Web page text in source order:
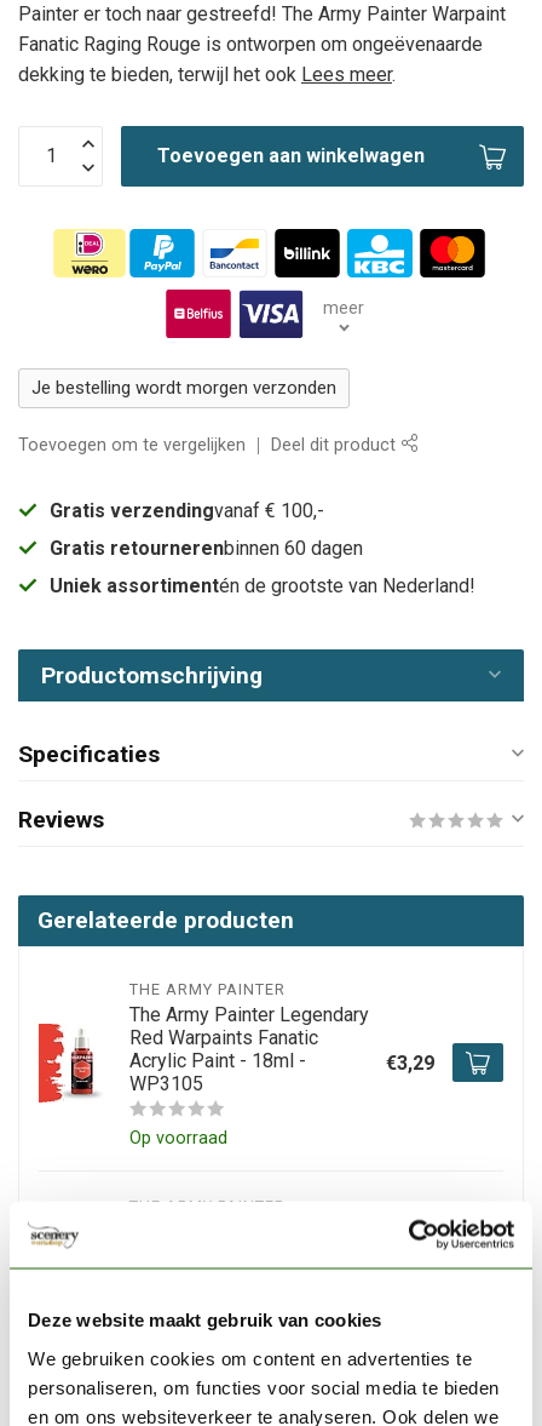
Deze website maakt gebruik van cookies
We gebruiken cookies om content en advertenties te
personaliseren, om functies voor social media te bieden
en om ons websiteverkeer te analyseren. Ook delen we
Painter er toch naar gestreefd! The Army Painter Warpaint
Fanatic Raging Rouge is ontworpen om ongeëvenaarde
dekking te bieden, terwijl het ook Lees meer.
Toevoegen aan winkelwagen
meer
Je bestelling wordt morgen verzonden
Toevoegen om te vergelijken Deel dit product
Gratis verzendingvanaf € 100,-
Gratis retournerenbinnen 60 dagen
Uniek assortimentén de grootste van Nederland!
Productomschrijving
Specificaties
Reviews
Gerelateerde producten
THE ARMY PAINTER
The Army Painter Legendary
Red Warpaints Fanatic
Acrylic Paint - 18ml -
WP3105
Op voorraad
€3,29
THE ARMY PAINTER
Op voorraad